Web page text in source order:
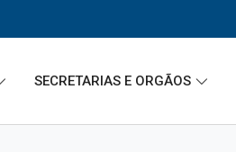
SECRETARIAS E ORGÃOS